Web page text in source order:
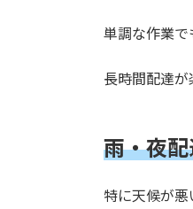
単調な作業で
長時間配達が
雨・夜
特に天候が悪